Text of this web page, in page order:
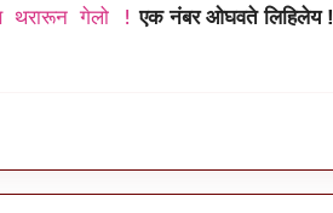
थरारून गेलो ! एक नंबर ओघवते लिहिलेय !